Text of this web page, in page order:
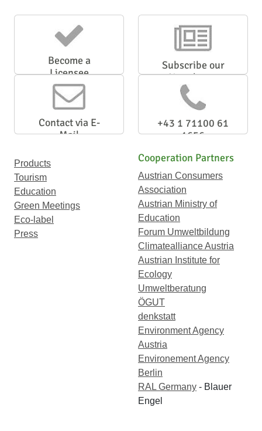
Become a
Licensee
Subscribe our
Newsletter
Contact via E-
Mail
+43 1 71100 61
1656
Products
Tourism
Education
Green Meetings
Eco-label
Press
Cooperation Partners
Austrian Consumers
Association
Austrian Ministry of
Education
Forum Umweltbildung
Climatealliance Austria
Austrian Institute for
Ecology
Umweltberatung
ÖGUT
denkstatt
Environment Agency
Austria
Environement Agency
Berlin
RAL Germany - Blauer
Engel